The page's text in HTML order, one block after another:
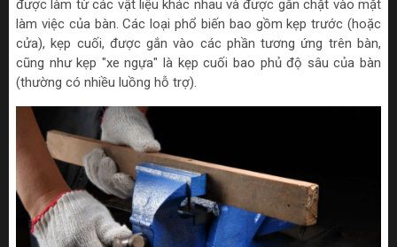
được làm từ các vật liệu khác nhau và được gắn chặt vào mặt
làm việc của bàn. Các loại phổ biến bao gồm kẹp trước (hoặc
cửa), kẹp cuối, được gắn vào các phần tương ứng trên bàn,
cũng như kẹp "xe ngựa" là kẹp cuối bao phủ độ sâu của bàn
(thường có nhiều luồng hỗ trợ).